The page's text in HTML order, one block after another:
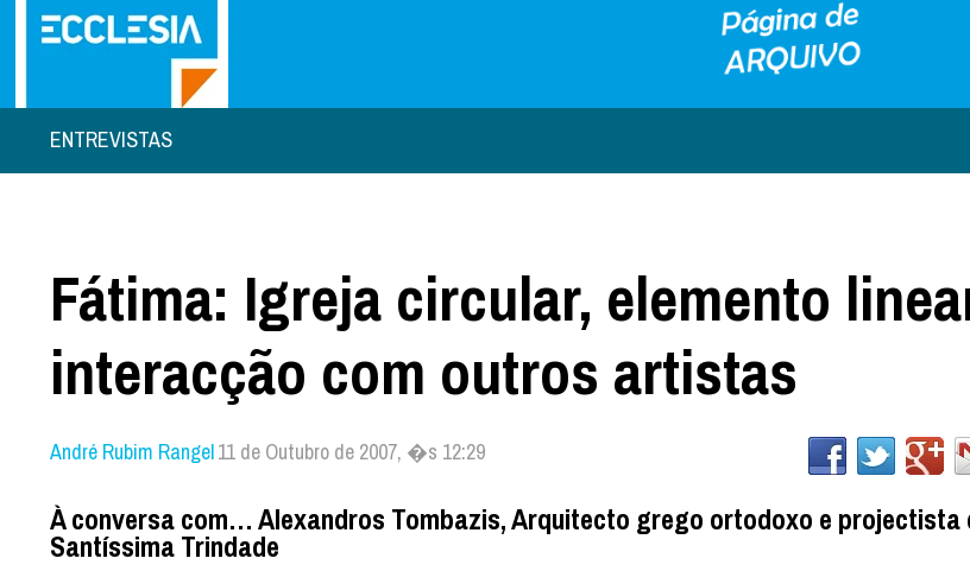
ENTREVISTAS
Fátima: Igreja circular, elemento
interacção com outros artistas
André Rubim Rangel11 de Outubro de 2007, �s 12:29
À conversa com… Alexandros Tombazis, Arquitecto grego ortodoxo e projectista
Santíssima Trindade